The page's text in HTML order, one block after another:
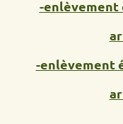
-enlèvement
-enlèvement